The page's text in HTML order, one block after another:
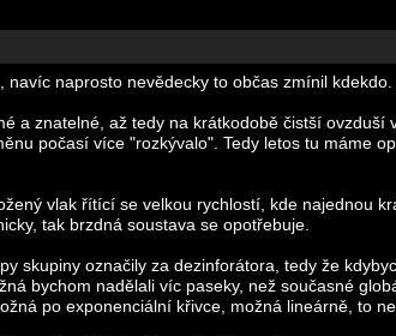
navíc naprosto nevědecky to občas zmínil kdekdo.
a znatelné, až tedy na krátkodobě čistší ovzduší
počasí více "rozkývalo". Tedy letos tu máme
vlak řítící se velkou rychlostí, kde najednou
tak brzdná soustava se opotřebuje.
skupiny označily za dezinforátora, tedy že
bychom nadělali víc paseky, než současné
po exponenciální křivce, možná lineárně, to